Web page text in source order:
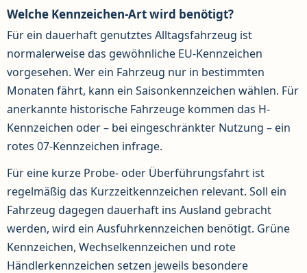
Welche Kennzeichen-Art wird benötigt?
Für ein dauerhaft genutztes Alltagsfahrzeug ist
normalerweise das gewöhnliche EU-Kennzeichen
vorgesehen. Wer ein Fahrzeug nur in bestimmten
Monaten fährt, kann ein Saisonkennzeichen wählen. Für
anerkannte historische Fahrzeuge kommen das H-
Kennzeichen oder – bei eingeschränkter Nutzung – ein
rotes 07-Kennzeichen infrage.
Für eine kurze Probe- oder Überführungsfahrt ist
regelmäßig das Kurzzeitkennzeichen relevant. Soll ein
Fahrzeug dagegen dauerhaft ins Ausland gebracht
werden, wird ein Ausfuhrkennzeichen benötigt. Grüne
Kennzeichen, Wechselkennzeichen und rote
Händlerkennzeichen setzen jeweils besondere